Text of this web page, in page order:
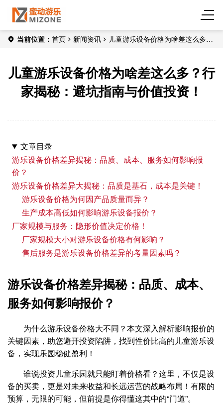
当前位置： 首页 新闻资讯
儿童游乐设备价格为啥差这么多？
儿童游乐设备价格为啥差这么多？行
家揭秘：避坑指南与价值投资！
文章目录
游乐设备价格差异揭秘：品质、成本、服务如何影响报
价？
游乐设备价格差异大揭秘：品质是基石，成本是关键！
游乐设备价格为何因产品质量而异？
生产成本高低如何影响游乐设备报价？
厂家规模与服务：隐形价值决定价格！
厂家规模大小对游乐设备价格有何影响？
售后服务是游乐设备价格差异的考量因素吗？
游乐设备价格差异揭秘：品质、成本、
服务如何影响报价？
为什么游乐设备价格大不同？本文深入解析影响报价的
关键因素，助您避开投资陷阱，找到性价比高的儿童游乐设
备，实现乐园稳健盈利！
谁说投资儿童乐园就只能盯着价格看？这里，不仅是设
备的买卖，更是对未来收益和长远运营的战略布局！有限的
预算，无限的可能，但前提是你得懂这其中的“门道”。